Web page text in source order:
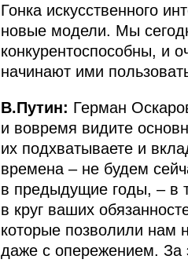
Гонка искусственного
новые модели. Мы
конкурентоспособны, и
начинают ими
В.Путин: Герман
и вовремя видите
их подхватываете и
времена – не будем
в предыдущие годы, – в
в круг ваших
которые позволили нам
даже с опережением. За